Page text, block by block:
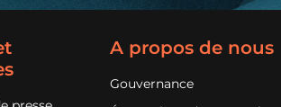
A propos de nous
Gouvernance